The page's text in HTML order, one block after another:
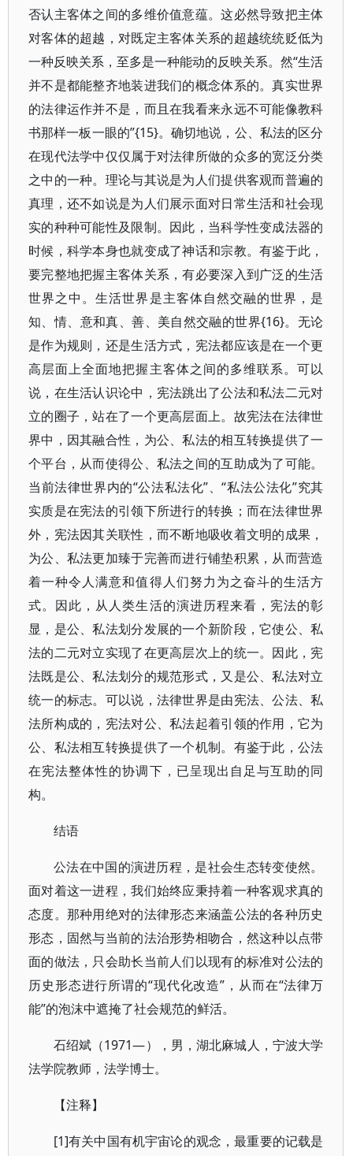
否认主客体之间的多维价值意蕴。这必然导致把主体
对客体的超越，对既定主客体关系的超越统统贬低为
一种反映关系，至多是一种能动的反映关系。然“生活
并不是都能整齐地装进我们的概念体系的。真实世界
的法律运作并不是，而且在我看来永远不可能像教科
书那样一板一眼的”{15}。确切地说，公、私法的区分
在现代法学中仅仅属于对法律所做的众多的宽泛分类
之中的一种。理论与其说是为人们提供客观而普遍的
真理，还不如说是为人们展示面对日常生活和社会现
实的种种可能性及限制。因此，当科学性变成法器的
时候，科学本身也就变成了神话和宗教。有鉴于此，
要完整地把握主客体关系，有必要深入到广泛的生活
世界之中。生活世界是主客体自然交融的世界，是
知、情、意和真、善、美自然交融的世界{16}。无论
是作为规则，还是生活方式，宪法都应该是在一个更
高层面上全面地把握主客体之间的多维联系。可以
说，在生活认识论中，宪法跳出了公法和私法二元对
立的圈子，站在了一个更高层面上。故宪法在法律世
界中，因其融合性，为公、私法的相互转换提供了一
个平台，从而使得公、私法之间的互助成为了可能。
当前法律世界内的“公法私法化”、“私法公法化”究其
实质是在宪法的引领下所进行的转换；而在法律世界
外，宪法因其关联性，而不断地吸收着文明的成果，
为公、私法更加臻于完善而进行铺垫积累，从而营造
着一种令人满意和值得人们努力为之奋斗的生活方
式。因此，从人类生活的演进历程来看，宪法的彰
显，是公、私法划分发展的一个新阶段，它使公、私
法的二元对立实现了在更高层次上的统一。因此，宪
法既是公、私法划分的规范形式，又是公、私法对立
统一的标志。可以说，法律世界是由宪法、公法、私
法所构成的，宪法对公、私法起着引领的作用，它为
公、私法相互转换提供了一个机制。有鉴于此，公法
在宪法整体性的协调下，已呈现出自足与互助的同
构。
结语
公法在中国的演进历程，是社会生态转变使然。
面对着这一进程，我们始终应秉持着一种客观求真的
态度。那种用绝对的法律形态来涵盖公法的各种历史
形态，固然与当前的法治形势相吻合，然这种以点带
面的做法，只会助长当前人们以现有的标准对公法的
历史形态进行所谓的“现代化改造”，从而在“法律万
能”的泡沫中遮掩了社会规范的鲜活。
石绍斌（1971—），男，湖北麻城人，宁波大学
法学院教师，法学博士。
【注释】
[1]有关中国有机宇宙论的观念，最重要的记载是